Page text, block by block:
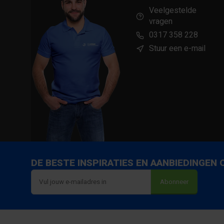
Download Productveiligheid en contactgegevens
Veelgestelde
vragen
0317 358 228
Stuur een e-mail
DE BESTE INSPIRATIES EN AANBIEDINGEN
Abonneer